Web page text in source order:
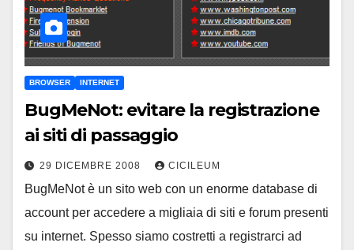
BROWSER INTERNET
BugMeNot: evitare la registrazione
ai siti di passaggio
29 DICEMBRE 2008 CICILEUM
BugMeNot è un sito web con un enorme database di
account per accedere a migliaia di siti e forum presenti
su internet. Spesso siamo costretti a registrarci ad